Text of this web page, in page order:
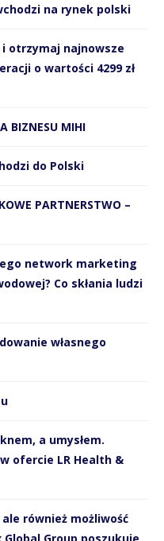
na rynek polski
otrzymaj najnowsze
o wartości 4299 zł
BIZNESU MIHI
do Polski
PARTNERSTWO –
network marketing
Co skłania ludzi
własnego
a umysłem.
ofercie LR Health &
również możliwość
Group poszukuje